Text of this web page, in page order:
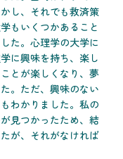
し、それでも救済策
もいくつかあること
た。心理学の大学に
に興味を持ち、楽し
とが楽しくなり、夢
。ただ、興味のない
わかりました。私の
見つかったため、結
が、それがなければ